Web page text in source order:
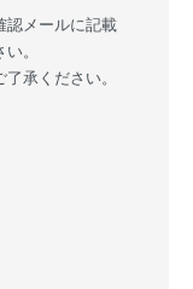
認メールに記載
。
承ください。